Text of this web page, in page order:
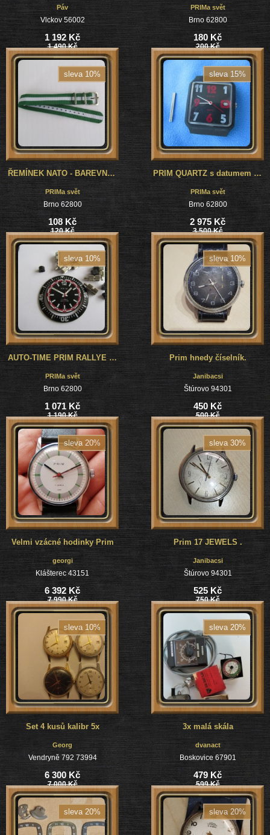
Páv
Vlckov 56002
1 192 Kč
1 490 Kč
PRIMa svět
Brno 62800
180 Kč
200 Kč
sleva 10%
ŘEMÍNEK NATO - BAREVNÝ O ŠÍŘI 18mm S NEREZOVÝM KOVÁNÍM
PRIMa svět
Brno 62800
108 Kč
120 Kč
sleva 15%
PRIM QUARTZ s datumem - PROTOTYP - NEJSOU V KNIZE ! NOS stav, Rarita !
PRIMa svět
Brno 62800
2 975 Kč
3 500 Kč
sleva 10%
AUTO-TIME PRIM RALLYE - AUTOHODINY PRIM - číselník + ručky + luneta + korunky + fixační kroužky,č.2
PRIMa svět
Brno 62800
1 071 Kč
1 190 Kč
sleva 10%
Prim hnedy číselník.
Janibacsi
Štúrovo 94301
450 Kč
500 Kč
sleva 20%
Velmi vzácné hodinky Prim
georgi
Klášterec 43151
6 392 Kč
7 990 Kč
sleva 30%
Prim 17 JEWELS .
Janibacsi
Štúrovo 94301
525 Kč
750 Kč
sleva 10%
Set 4 kusů kalibr 5x
Georg
Vendryně 792 73994
6 300 Kč
7 000 Kč
sleva 20%
3x malá skála
dvanact
Boskovice 67901
479 Kč
599 Kč
sleva 20% sleva 20%